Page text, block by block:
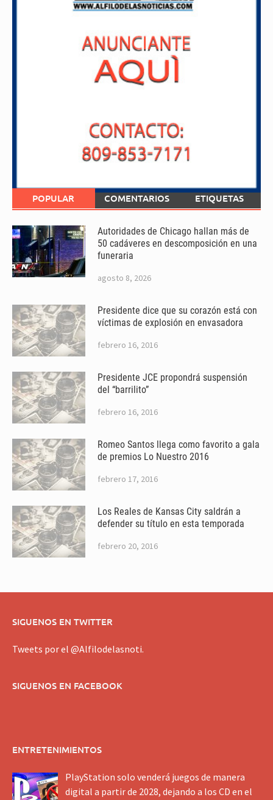
POPULAR COMENTARIOS ETIQUETAS
Autoridades de Chicago hallan más de
50 cadáveres en descomposición en una
funeraria
agosto 8, 2026
Presidente dice que su corazón está con
víctimas de explosión en envasadora
febrero 16, 2016
Presidente JCE propondrá suspensión
del “barrilito”
febrero 16, 2016
Romeo Santos llega como favorito a gala
de premios Lo Nuestro 2016
febrero 17, 2016
Los Reales de Kansas City saldrán a
defender su título en esta temporada
febrero 20, 2016
SIGUENOS EN TWITTER
Tweets por el @Alfilodelasnoti.
SIGUENOS EN FACEBOOK
ENTRETENIMIENTOS
PlayStation solo venderá juegos de manera
digital a partir de 2028, dejando a los CD en el